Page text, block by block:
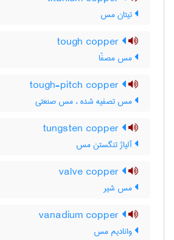
تیتان مس
مس مصفّا
مس تصفیه شده ، مس صنعتی
آلیاژ تنگستن مس
مس شیر
وانادیم مس